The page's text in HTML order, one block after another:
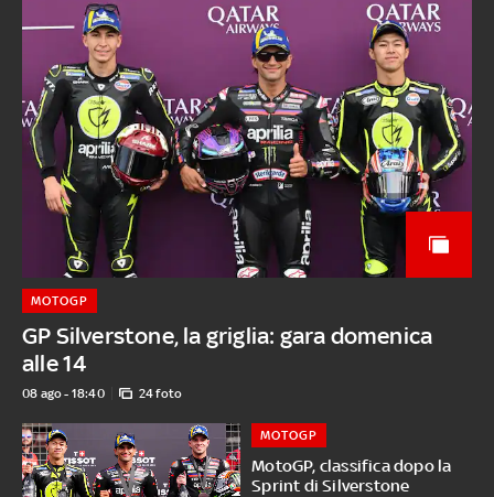
GP Silverstone, la griglia: gara domenica
alle 14
MOTOGP
08 ago - 18:40 24 foto
MotoGP, classifica dopo la
Sprint di Silverstone
MOTOGP